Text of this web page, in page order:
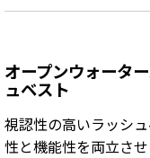
オープンウォータ
ュベスト
視認性の高いラッシ
性と機能性を両立させ